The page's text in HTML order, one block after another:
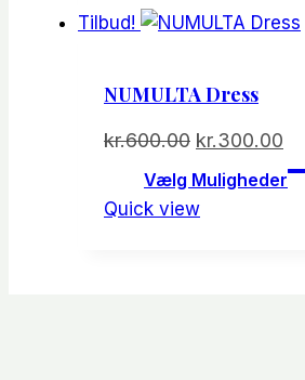
Tilbud!
NUMULTA Dress
kr.600.00 Den
oprindelige
pris
kr.300.00
Vælg Muligheder
Quick view